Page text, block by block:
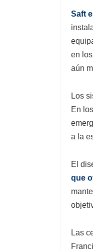
Saft
en
aún
Los
En
a la
El
que
Las